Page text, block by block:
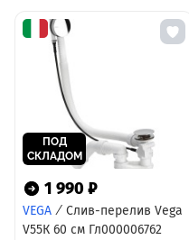
ПОД
СКЛАДОМ
1 990 ₽
VEGA / Слив-перелив Vega
V55К 60 см Гл000006762